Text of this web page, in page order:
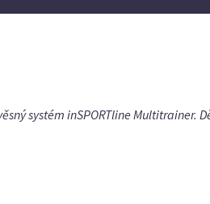
systém inSPORTline Multitrainer.